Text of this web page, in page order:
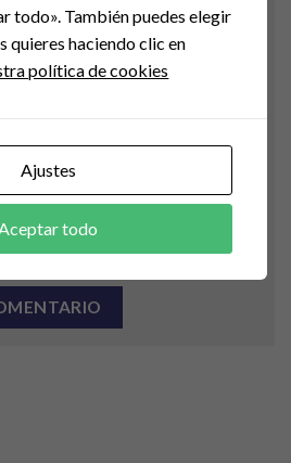
correo electrónico y web en
todo». También puedes elegir
quieres haciendo clic en
política de cookies
Ajustes
Aceptar todo